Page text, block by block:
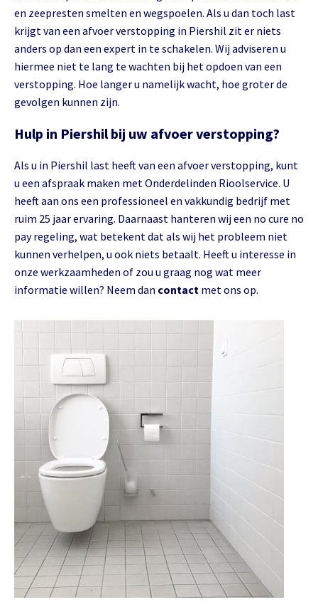
en zeepresten smelten en wegspoelen. Als u dan toch last
krijgt van een afvoer verstopping in Piershil zit er niets
anders op dan een expert in te schakelen. Wij adviseren u
hiermee niet te lang te wachten bij het opdoen van een
verstopping. Hoe langer u namelijk wacht, hoe groter de
gevolgen kunnen zijn.
Hulp in Piershil bij uw afvoer verstopping?
Als u in Piershil last heeft van een afvoer verstopping, kunt
u een afspraak maken met Onderdelinden Rioolservice. U
heeft aan ons een professioneel en vakkundig bedrijf met
ruim 25 jaar ervaring. Daarnaast hanteren wij een no cure no
pay regeling, wat betekent dat als wij het probleem niet
kunnen verhelpen, u ook niets betaalt. Heeft u interesse in
onze werkzaamheden of zou u graag nog wat meer
informatie willen? Neem dan contact met ons op.